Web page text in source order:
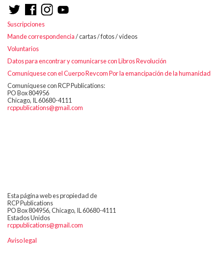
Suscripciones
Mande correspondencia/ cartas / fotos / videos
Voluntarios
Datos para encontrar y comunicarse con Libros Revolución
Comuníquese con el Cuerpo Revcom Por la emancipación de la humanidad
Comuníquese con RCP Publications:
PO Box 804956
Chicago, IL 60680-4111
rcppublications@gmail.com
Esta página web es propiedad de
RCP Publications
PO Box 804956, Chicago, IL 60680-4111
Estados Unidos
rcppublications@gmail.com
Aviso legal